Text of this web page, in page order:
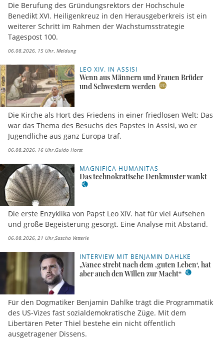
Die Berufung des Gründungsrektors der Hochschule
Benedikt XVI. Heiligenkreuz in den Herausgeberkreis ist ein
weiterer Schritt im Rahmen der Wachstumsstrategie
Tagespost 100.
06.08.2026, 15 Uhr Meldung
LEO XIV. IN ASSISI
Wenn aus Männern und Frauen Brüder
und Schwestern werden
Die Kirche als Hort des Friedens in einer friedlosen Welt: Das
war das Thema des Besuchs des Papstes in Assisi, wo er
Jugendliche aus ganz Europa traf.
06.08.2026, 16 Uhr Guido Horst
MAGNIFICA HUMANITAS
Das technokratische Denkmuster wankt
Die erste Enzyklika von Papst Leo XIV. hat für viel Aufsehen
und große Begeisterung gesorgt. Eine Analyse mit Abstand.
06.08.2026, 21 Uhr Sascha Vetterle
INTERVIEW MIT BENJAMIN DAHLKE
„Vance strebt nach dem ,guten Leben‘, hat
aber auch den Willen zur Macht“
Für den Dogmatiker Benjamin Dahlke trägt die Programmatik
des US-Vizes fast sozialdemokratische Züge. Mit dem
Libertären Peter Thiel bestehe ein nicht öffentlich
ausgetragener Dissens.